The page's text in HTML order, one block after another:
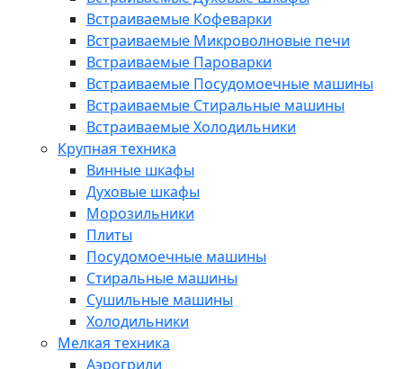
Встраиваемые Кофеварки
Встраиваемые Микроволновые печи
Встраиваемые Пароварки
Встраиваемые Посудомоечные машины
Встраиваемые Стиральные машины
Встраиваемые Холодильники
Крупная техника
Винные шкафы
Духовые шкафы
Морозильники
Плиты
Посудомоечные машины
Стиральные машины
Сушильные машины
Холодильники
Мелкая техника
Аэрогрили